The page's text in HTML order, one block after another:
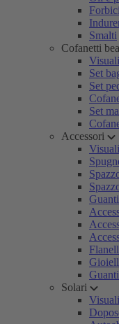
Smalti
Cofanetti
Set
Set
Set
Accessori
Solari